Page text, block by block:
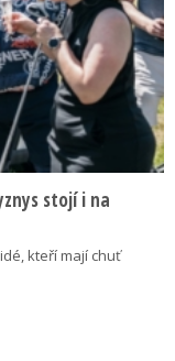
stojí i na
kteří mají chuť